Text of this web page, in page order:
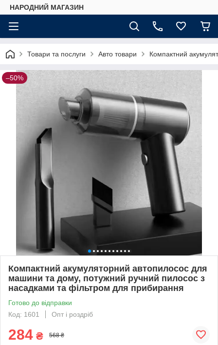
НАРОДНИЙ МАГАЗИН
Товари та послуги Авто товари Компактний
–50%
Компактний акумуляторний автопилосос для
машини та дому, потужний ручний пилосос з
насадками та фільтром для прибирання
Готово до відправки
Код: 1601
Опт і роздріб
284 ₴ 568 ₴